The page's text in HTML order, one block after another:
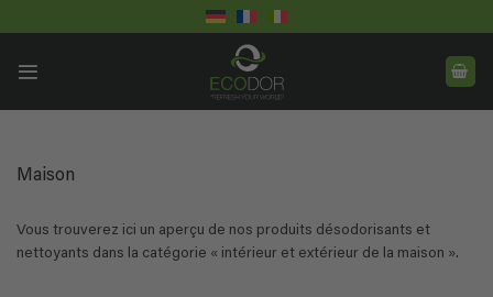
au
Maison
Vous trouverez ici un aperçu de nos produits désodorisants et
nettoyants dans la catégorie « intérieur et extérieur de la maison ».